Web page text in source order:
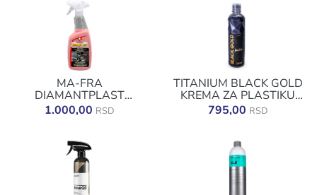
MA-FRA
DIAMANTPLAST
DRESSING PRO 750ML
1.000,00 RSD
TITANIUM BLACK GOLD
KREMA ZA PLASTIKU
500ML
795,00 RSD